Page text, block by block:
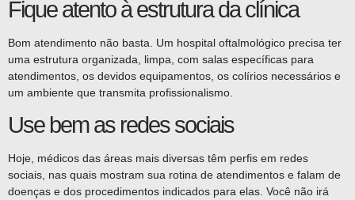
Fique atento à estrutura da clínica
Bom atendimento não basta. Um hospital oftalmológico precisa ter
uma estrutura organizada, limpa, com salas específicas para
atendimentos, os devidos equipamentos, os colírios necessários e
um ambiente que transmita profissionalismo.
Use bem as redes sociais
Hoje, médicos das áreas mais diversas têm perfis em redes
sociais, nas quais mostram sua rotina de atendimentos e falam de
doenças e dos procedimentos indicados para elas. Você não irá